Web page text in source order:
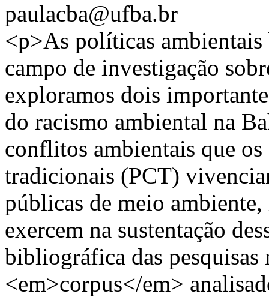
paulacba@ufba.br
<p>As políticas
campo de investigação
exploramos dois
do racismo ambiental na
conflitos ambientais que
tradicionais (PCT)
públicas de meio
exercem na sustentação
bibliográfica das pesquisas
<em>corpus</em>